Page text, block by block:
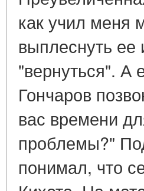
как учил меня
выплеснуть ее
"вернуться". А
Гончаров
вас времени
проблемы?"
понимал, что